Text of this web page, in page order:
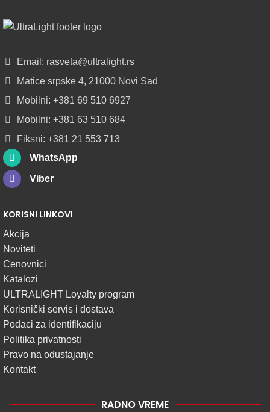
LED
SA
U
ROLNAMA
POGLEDAJ
Email: rasveta@ultralight.rs
Matice srpske 4, 21000 Novi Sad
Mobilni: +381 69 510 6927
Mobilni: +381 63 510 684
Fiksni: +381 21 553 713
WhatsApp
Viber
KORISNI LINKOVI
Akcija
Noviteti
Cenovnici
Katalozi
ULTRALIGHT Loyalty program
Korisnički servis i dostava
Podaci za identifikaciju
Politika privatnosti
Pravo na odustajanje
Kontakt
RADNO VREME